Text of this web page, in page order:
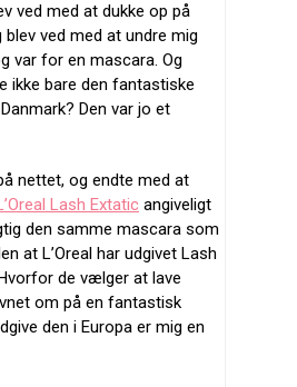
ved med at dukke op på
ved med at undre mig
var for en mascara. Og
ikke bare den fantastiske
Den var jo et
nettet, og endte med at
Lash Extatic angiveligt
den samme mascara som
at L’Oreal har udgivet Lash
de vælger at lave
om på en fantastisk
den i Europa er mig en